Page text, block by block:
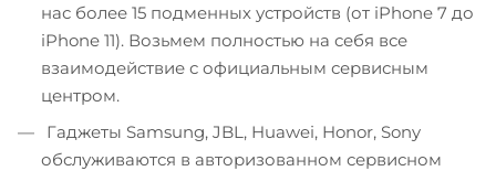
нас более 15 подменных устройств (от iPhone 7 до
iPhone 11). Возьмем полностью на себя все
взаимодействие с официальным сервисным
центром.
Гаджеты Samsung, JBL, Huawei, Honor, Sony
обслуживаются в авторизованном сервисном